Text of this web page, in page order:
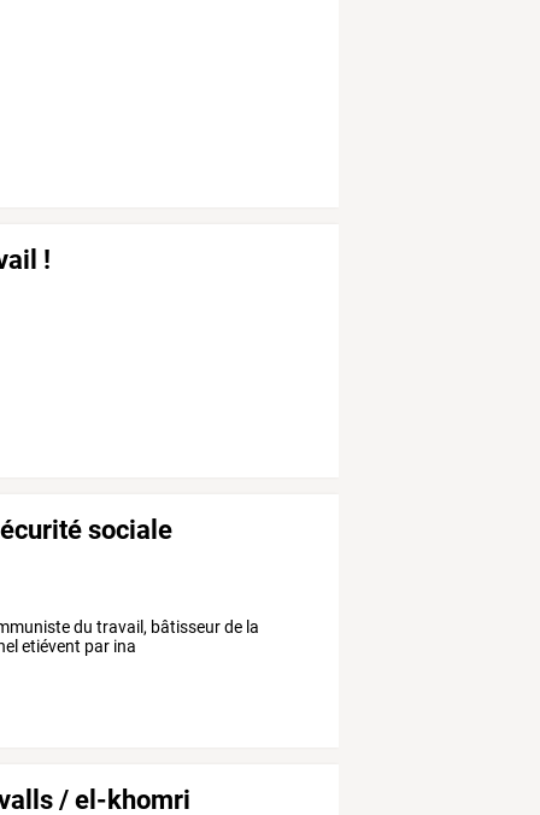
!
sociale
du travail, bâtisseur de la
etiévent par ina
/ el-khomri